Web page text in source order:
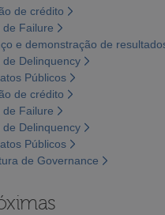
de crédito
de Failure
e demonstração de
Delinquency
Públicos
de crédito
de Failure
Delinquency
Públicos
de Governance